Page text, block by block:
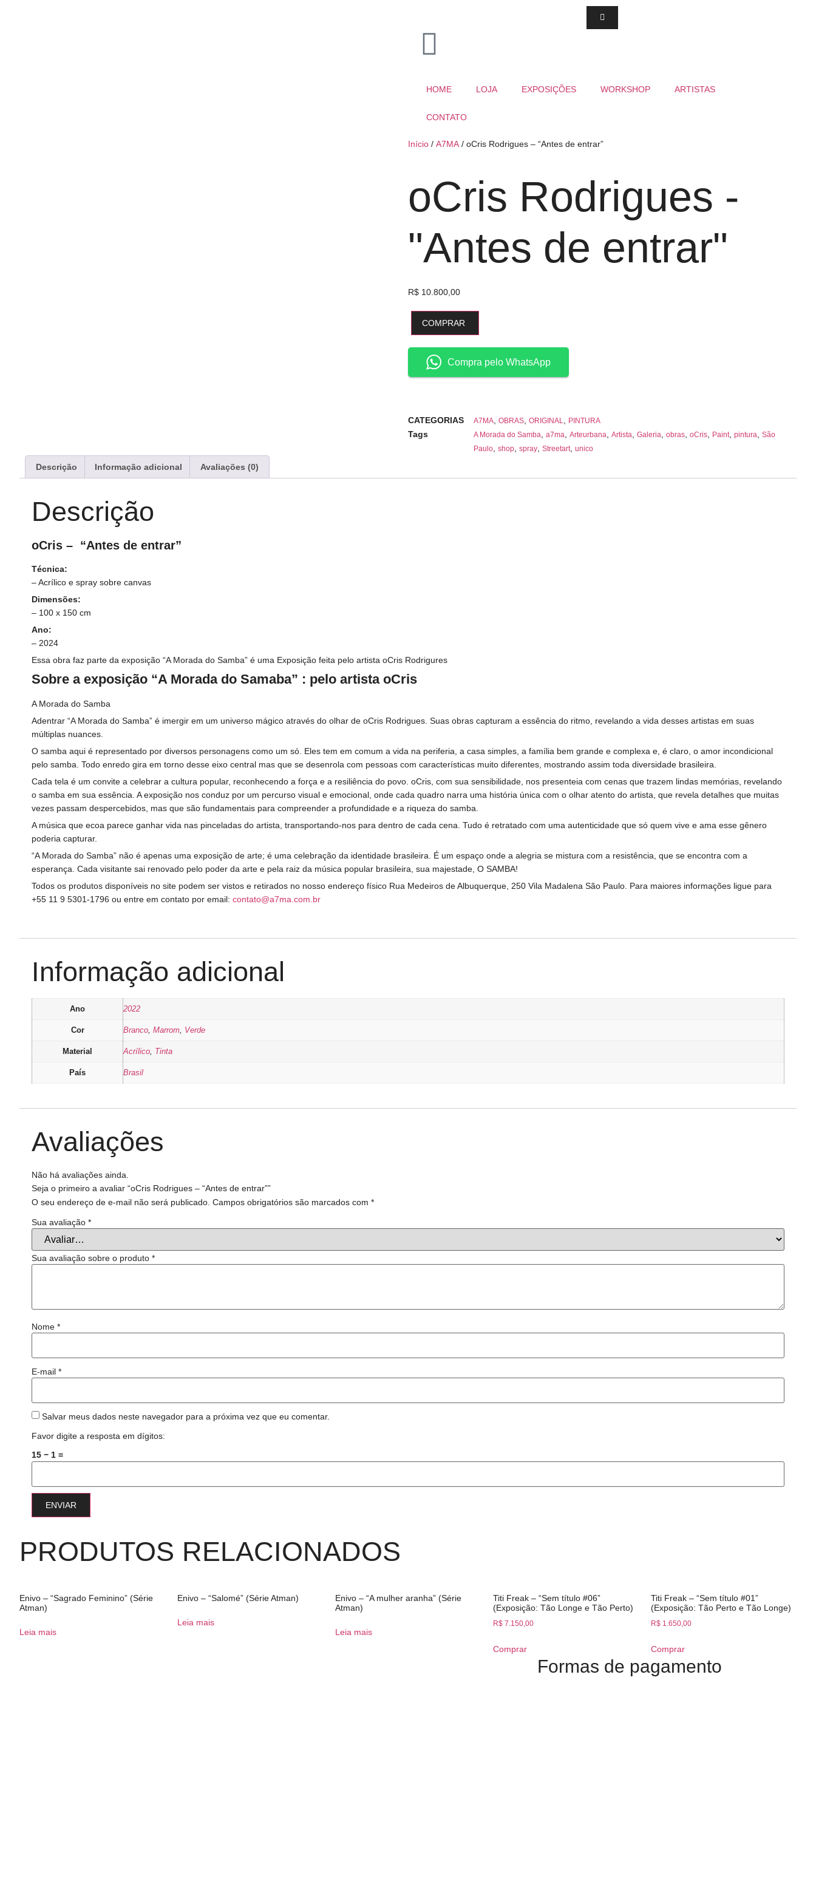
HOME LOJA EXPOSIÇÕES WORKSHOP ARTISTAS
CONTATO
Início / A7MA / oCris Rodrigues – “Antes de entrar”
oCris Rodrigues -
"Antes de entrar"
R$ 10.800,00
COMPRAR
Compra pelo WhatsApp
CATEGORIAS A7MA OBRAS ORIGINAL PINTURA
Tags A Morada do Samba a7ma Arteurbana Artista Galeria obras oCris Paint pintura São
Paulo shop spray Streetart unico
Descrição Informação adicional Avaliações (0)
Descrição
oCris – “Antes de entrar”
Técnica:
–Acrílico e spray sobre canvas
Dimensões:
– 100 x 150 cm
Ano:
– 2024
Essa obra faz parte da exposição “A Morada do Samba” é uma Exposição feita pelo artista oCris Rodrigures
Sobre a exposição “A Morada do Samaba” : pelo artista oCris
A Morada do Samba
Adentrar “A Morada do Samba” é imergir em um universo mágico através do olhar de oCris Rodrigues. Suas obras capturam a essência do ritmo, revelando a vida desses artistas em suas
múltiplas nuances.
O samba aqui é representado por diversos personagens como um só. Eles tem em comum a vida na periferia, a casa simples, a família bem grande e complexa e, é claro, o amor incondicional
pelo samba. Todo enredo gira em torno desse eixo central mas que se desenrola com pessoas com características muito diferentes, mostrando assim toda diversidade brasileira.
Cada tela é um convite a celebrar a cultura popular, reconhecendo a força e a resiliência do povo. oCris, com sua sensibilidade, nos presenteia com cenas que trazem lindas memórias, revelando
o samba em sua essência. A exposição nos conduz por um percurso visual e emocional, onde cada quadro narra uma história única com o olhar atento do artista, que revela detalhes que muitas
vezes passam despercebidos, mas que são fundamentais para compreender a profundidade e a riqueza do samba.
A música que ecoa parece ganhar vida nas pinceladas do artista, transportando-nos para dentro de cada cena. Tudo é retratado com uma autenticidade que só quem vive e ama esse gênero
poderia capturar.
“A Morada do Samba” não é apenas uma exposição de arte; é uma celebração da identidade brasileira. É um espaço onde a alegria se mistura com a resistência, que se encontra com a
esperança. Cada visitante sai renovado pelo poder da arte e pela raiz da música popular brasileira, sua majestade, O SAMBA!
Todos os produtos disponíveis no site podem ser vistos e retirados no nosso endereço físico Rua Medeiros de Albuquerque, 250 Vila Madalena São Paulo. Para maiores informações ligue para
+55 11 9 5301-1796 ou entre em contato por email: contato@a7ma.com.br
Informação adicional
Ano 2022
Cor Branco, Marrom, Verde
Material Acrílico, Tinta
País Brasil
Avaliações
Não há avaliações ainda.
Seja o primeiro a avaliar “oCris Rodrigues – “Antes de entrar””
O seu endereço de e-mail não será publicado. Campos obrigatórios são marcados com *
Sua avaliação *
Sua avaliação sobre o produto *
Nome *
E-mail *
Salvar meus dados neste navegador para a próxima vez que eu comentar.
Favor digite a resposta em dígitos:
15 − 1 =
PRODUTOS RELACIONADOS
Enivo – “Sagrado Feminino” (Série
Atman)
Leia mais
Enivo – “Salomé” (Série Atman)
Leia mais
Enivo – “A mulher aranha” (Série
Atman)
Leia mais
Titi Freak – “Sem título #06”
(Exposição: Tão Longe e Tão Perto)
R$ 7.150,00
Comprar
Titi Freak – “Sem título #01”
(Exposição: Tão Perto e Tão Longe)
R$ 1.650,00
Comprar
Formas de pagamento